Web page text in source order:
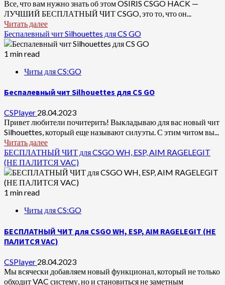
Все, что вам нужно знать об этом OSIRIS CSGO HACK —
ЛУЧШИЙ БЕСПЛАТНЫЙ ЧИТ CSGO, это то, что он...
Читать далее
Беспалевный чит Silhouettes для CS GO
1 min read
Читы для CS:GO
Беспалевный чит Silhouettes для CS GO
CSPlayer 28.04.2023
Привет любители почитерить! Выкладываю для вас новый чит
Silhouettes, который еще называют силуэты. С этим читом вы...
Читать далее
БЕСПЛАТНЫЙ ЧИТ для CSGO WH, ESP, AIM RAGELEGIT
(НЕ ПАЛИТСЯ VAC)
1 min read
Читы для CS:GO
БЕСПЛАТНЫЙ ЧИТ для CSGO WH, ESP, AIM RAGELEGIT (НЕ
ПАЛИТСЯ VAC)
CSPlayer 28.04.2023
Мы всячески добавляем новый функционал, который не только
обходит VAC систему, но и становиться не заметным